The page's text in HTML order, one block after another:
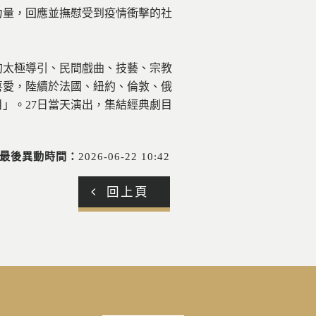
，回應並撫慰受到疫情衝擊的社
極導引、民間戲曲、技藝、宗教
，陸續於法國、紐約、倫敦、俄
。27日當天演出，集結經典劇目
最後異動時間： 2026-06-22 10:42
回上頁